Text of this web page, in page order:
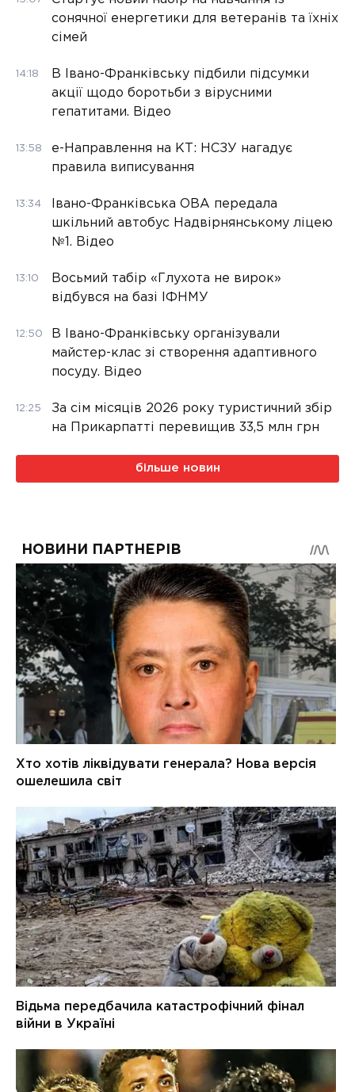
сонячної енергетики для ветеранів та їхніх
сімей
14:18
В Івано-Франківську підбили підсумки
акції щодо боротьби з вірусними
гепатитами. Відео
13:58
е-Направлення на КТ: НСЗУ нагадує
правила виписування
13:34
Івано-Франківська ОВА передала
шкільний автобус Надвірнянському ліцею
№1. Відео
13:10
Восьмий табір «Глухота не вирок»
відбувся на базі ІФНМУ
12:50
В Івано-Франківську організували
майстер-клас зі створення адаптивного
посуду. Відео
12:25
За сім місяців 2026 року туристичний збір
на Прикарпатті перевищив 33,5 млн грн
більше новин